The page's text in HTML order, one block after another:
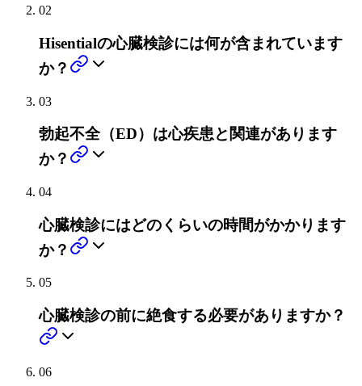
02
Hisentialの心臓検診には何が含まれています
か？
03
勃起不全（ED）は心疾患と関連があります
か？
04
心臓検診にはどのくらいの時間がかかります
か？
05
心臓検診の前に絶食する必要がありますか？
06